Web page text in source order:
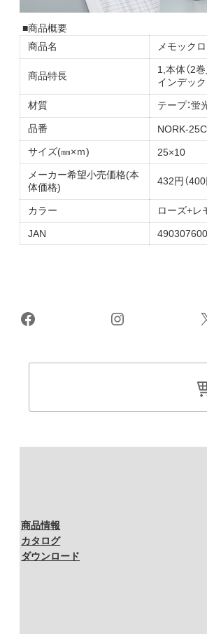
■商品概要
商品名
メモック
商品特長
1,本体（2
インデッ
材質 テープ：蛍
品番
NORK-
サイズ(㎜×ｍ)
25×10
メーカー希望小売価格(本
体価格)
432円（400
カラー ローズ+レ
JAN
Facebook Instagram
商品情報
カタログ
ダウンロード